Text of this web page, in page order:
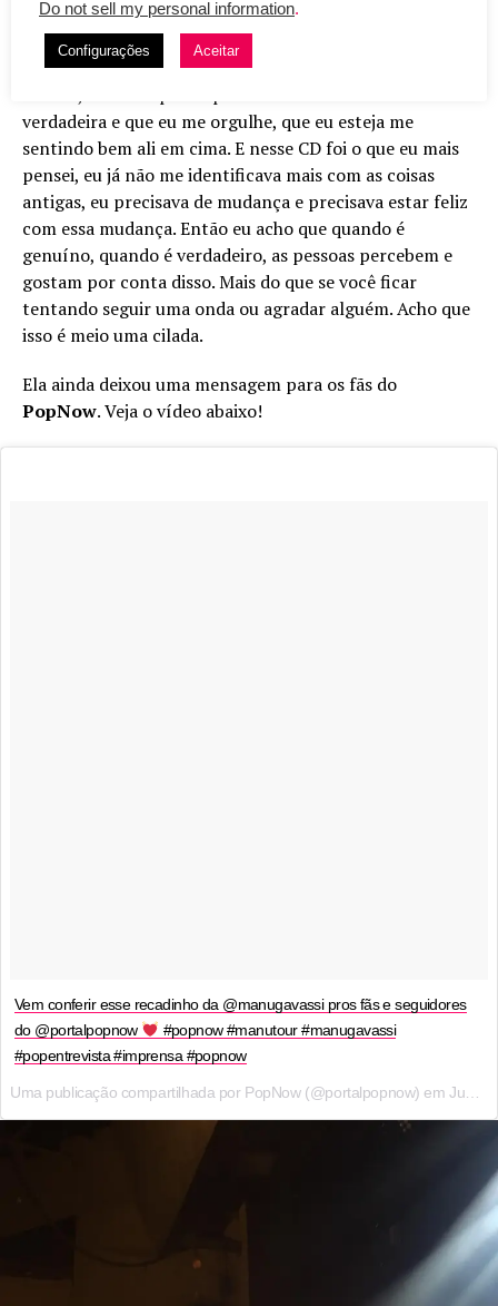
tenho, são extremamente fieis desde que eu comecei. É
uma relação de muito respeito, eu fico muito feliz. Mas
eu não penso em agradar as pessoas quando eu faço
verdadeira e que eu me orgulhe, que eu esteja me
sentindo bem ali em cima. E nesse CD foi o que eu mais
pensei, eu já não me identificava mais com as coisas
antigas, eu precisava de mudança e precisava estar feliz
com essa mudança. Então eu acho que quando é
genuíno, quando é verdadeiro, as pessoas percebem e
gostam por conta disso. Mais do que se você ficar
tentando seguir uma onda ou agradar alguém. Acho que
isso é meio uma cilada.
Ela ainda deixou uma mensagem para os fãs do
PopNow. Veja o vídeo abaixo!
Vem conferir esse recadinho da @manugavassi pros fãs e seguidores
do @portalpopnow
#popnow #manutour #manugavassi
#popentrevista #imprensa #popnow
Uma publicação compartilhada por PopNow (@portalpopnow) emJun 5, 2017 às 3:38 PDT
Do not sell my personal information.
Configurações Aceitar